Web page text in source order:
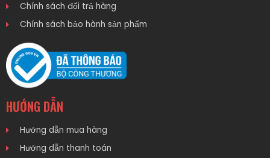
Chính sách đổi trả hàng
Chính sách bảo hành sản phẩm
HƯỚNG DẪN
Hướng dẫn mua hàng
Hướng dẫn thanh toán